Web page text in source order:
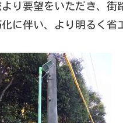
り要望をいただき、街
に伴い、より明るく省